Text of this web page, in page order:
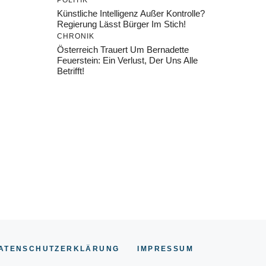
Künstliche Intelligenz Außer Kontrolle?
Regierung Lässt Bürger Im Stich!
CHRONIK
Österreich Trauert Um Bernadette
Feuerstein: Ein Verlust, Der Uns Alle
Betrifft!
IMPRESSU M